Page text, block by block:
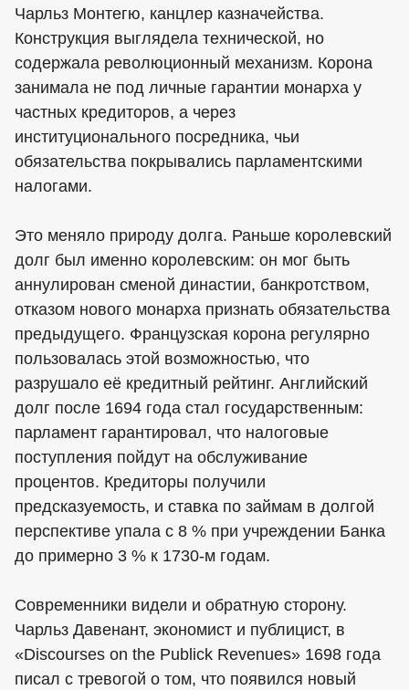
Чарльз Монтегю, канцлер казначейства.
Конструкция выглядела технической, но
содержала революционный механизм. Корона
занимала не под личные гарантии монарха у
частных кредиторов, а через
институционального посредника, чьи
обязательства покрывались парламентскими
налогами.
Это меняло природу долга. Раньше королевский
долг был именно королевским: он мог быть
аннулирован сменой династии, банкротством,
отказом нового монарха признать обязательства
предыдущего. Французская корона регулярно
пользовалась этой возможностью, что
разрушало её кредитный рейтинг. Английский
долг после 1694 года стал государственным:
парламент гарантировал, что налоговые
поступления пойдут на обслуживание
процентов. Кредиторы получили
предсказуемость, и ставка по займам в долгой
перспективе упала с 8 % при учреждении Банка
до примерно 3 % к 1730-м годам.
Современники видели и обратную сторону.
Чарльз Давенант, экономист и публицист, в
«Discourses on the Publick Revenues» 1698 года
писал с тревогой о том, что появился новый